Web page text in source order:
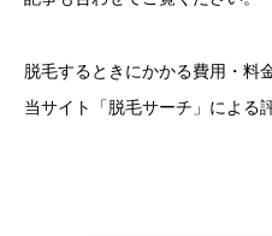
脱毛するときにかかる費用・料
当サイト「脱毛サーチ」による